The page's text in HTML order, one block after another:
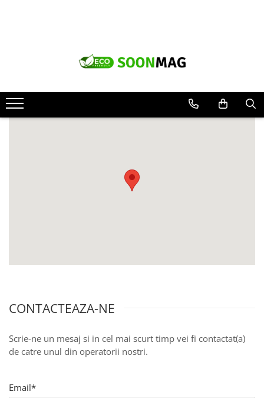
Pompe de caldura
Centrale termice Fondital
Centrale termice Immergas
Termostate de camera fara fir
pompa de caldura
Dedurizare apa
CONTACTEAZA-NE
Scrie-ne un mesaj si in cel mai scurt timp vei fi contactat(a)
de catre unul din operatorii nostri.
Email*